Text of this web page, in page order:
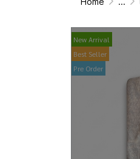
New Arrival
Best Seller
Pre Order